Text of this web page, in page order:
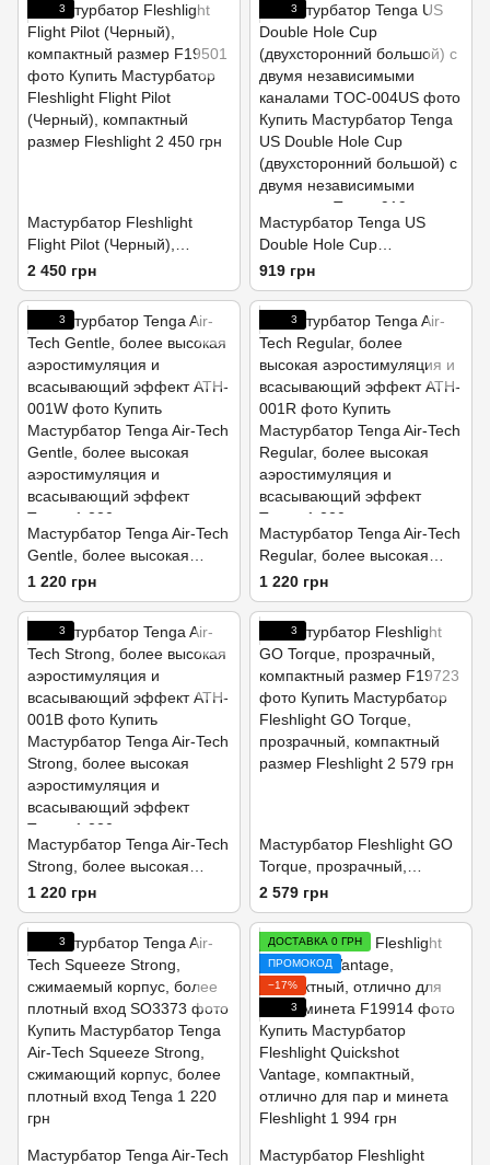
3
Мастурбатор Fleshlight
Flight Pilot (Черный),
компактный размер
2 450 грн
3
Мастурбатор Tenga US
Double Hole Cup
(двухсторонний большой) с
двумя независимыми
каналами
919 грн
3
Мастурбатор Tenga Air-Tech
Gentle, более высокая
аэростимуляция и
всасывающий эффект
1 220 грн
3
Мастурбатор Tenga Air-Tech
Regular, более высокая
аэростимуляция и
всасывающий эффект
1 220 грн
3
Мастурбатор Tenga Air-Tech
Strong, более высокая
аэростимуляция и
всасывающий эффект
1 220 грн
3
Мастурбатор Fleshlight GO
Torque, прозрачный,
компактный размер
2 579 грн
3
Мастурбатор Tenga Air-Tech
ДОСТАВКА 0 ГРН
ПРОМОКОД
−17%
3
Мастурбатор Fleshlight